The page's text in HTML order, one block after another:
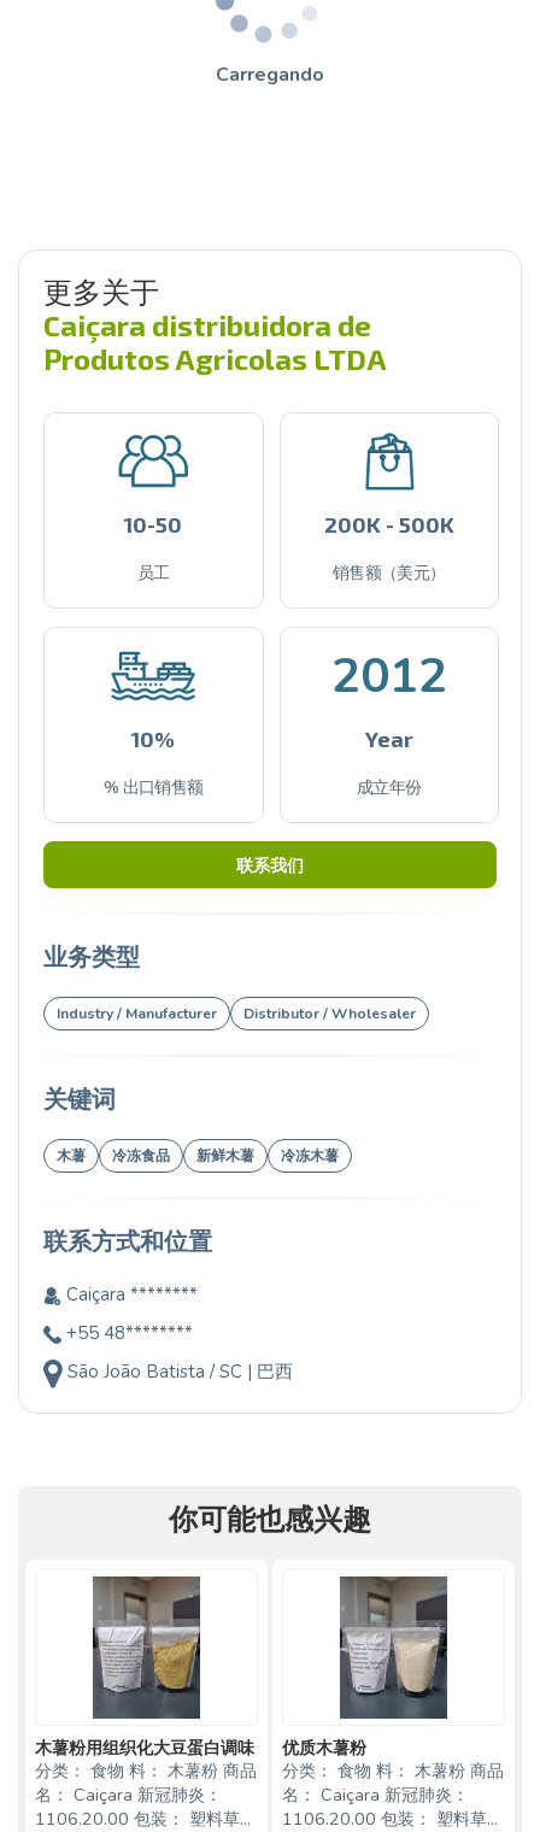
Carregando
更多关于
Caiçara distribuidora de
Produtos Agricolas LTDA
10-50
员工
200K - 500K
销售额（美元）
10%
% 出口销售额
2012
Year
成立年份
联系我们
业务类型
Industry / Manufacturer Distributor / Wholesaler
关键词
木薯 冷冻食品 新鲜木薯 冷冻木薯
联系方式和位置
Caiçara ********
+55 48********
São João Batista / SC | 巴西
你可能也感兴趣
木薯粉用组织化大豆蛋白调味
分类： 食物 料： 木薯粉 商品
名： Caiçara 新冠肺炎：
1106.20.00 包装： 塑料草捆
优质木薯粉
分类： 食物 料： 木薯粉 商品
名： Caiçara 新冠肺炎：
1106.20.00 包装： 塑料草捆